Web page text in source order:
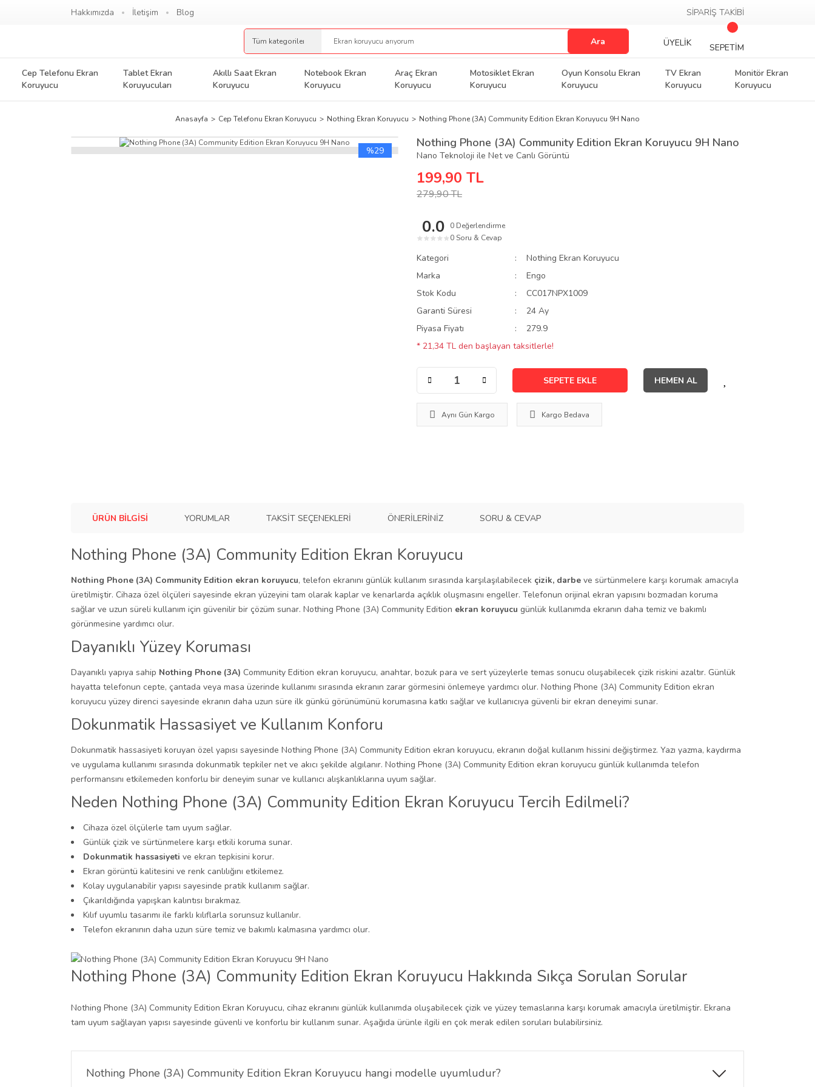
Hakkımızda İletişim Blog SİPARİŞ TAKİBİ
Ara ÜYELİK SEPETİM
Cep Telefonu Ekran
Koruyucu
Tablet Ekran
Koruyucuları
Akıllı Saat Ekran
Koruyucu
Notebook Ekran
Koruyucu
Araç Ekran
Koruyucu
Motosiklet Ekran
Koruyucu
Oyun Konsolu Ekran
Koruyucu
TV Ekran
Koruyucu
Monitör Ekran
Koruyucu
Anasayfa Cep Telefonu Ekran Koruyucu Nothing Ekran Koruyucu Nothing Phone (3A) Community Edition Ekran Koruyucu 9H Nano
%29
Nothing Phone (3A) Community Edition Ekran Koruyucu 9H Nano
Nano Teknoloji ile Net ve Canlı Görüntü
199,90 TL
279,90 TL
0.0
★ ★ ★ ★ ★
0 Değerlendirme
0 Soru & Cevap
Kategori
Nothing Ekran Koruyucu
Marka
Engo
Stok Kodu
CC017NPX1009
Garanti Süresi
24 Ay
Piyasa Fiyatı
279.9
* 21,34 TL den başlayan taksitlerle!
SEPETE EKLE HEMEN AL
Aynı Gün Kargo Kargo Bedava
ÜRÜN BILGISI YORUMLAR TAKSIT SEÇENEKLERI ÖNERILERINIZ SORU & CEVAP
Nothing Phone (3A) Community Edition Ekran Koruyucu
Nothing Phone (3A) Community Edition ekran koruyucu, telefon ekranını günlük kullanım sırasında karşılaşılabilecek çizik, darbe ve sürtünmelere karşı korumak amacıyla
üretilmiştir. Cihaza özel ölçüleri sayesinde ekran yüzeyini tam olarak kaplar ve kenarlarda açıklık oluşmasını engeller. Telefonun orijinal ekran yapısını bozmadan koruma
sağlar ve uzun süreli kullanım için güvenilir bir çözüm sunar. Nothing Phone (3A) Community Edition ekran koruyucu günlük kullanımda ekranın daha temiz ve bakımlı
görünmesine yardımcı olur.
Dayanıklı Yüzey Koruması
Dayanıklı yapıya sahip Nothing Phone (3A) Community Edition ekran koruyucu, anahtar, bozuk para ve sert yüzeylerle temas sonucu oluşabilecek çizik riskini azaltır. Günlük
hayatta telefonun cepte, çantada veya masa üzerinde kullanımı sırasında ekranın zarar görmesini önlemeye yardımcı olur. Nothing Phone (3A) Community Edition ekran
koruyucu yüzey direnci sayesinde ekranın daha uzun süre ilk günkü görünümünü korumasına katkı sağlar ve kullanıcıya güvenli bir ekran deneyimi sunar.
Dokunmatik Hassasiyet ve Kullanım Konforu
Dokunmatik hassasiyeti koruyan özel yapısı sayesinde Nothing Phone (3A) Community Edition ekran koruyucu, ekranın doğal kullanım hissini değiştirmez. Yazı yazma, kaydırma
ve uygulama kullanımı sırasında dokunmatik tepkiler net ve akıcı şekilde algılanır. Nothing Phone (3A) Community Edition ekran koruyucu günlük kullanımda telefon
performansını etkilemeden konforlu bir deneyim sunar ve kullanıcı alışkanlıklarına uyum sağlar.
Neden Nothing Phone (3A) Community Edition Ekran Koruyucu Tercih Edilmeli?
Cihaza özel ölçülerle tam uyum sağlar.
Günlük çizik ve sürtünmelere karşı etkili koruma sunar.
Dokunmatik hassasiyeti ve ekran tepkisini korur.
Ekran görüntü kalitesini ve renk canlılığını etkilemez.
Kolay uygulanabilir yapısı sayesinde pratik kullanım sağlar.
Çıkarıldığında yapışkan kalıntısı bırakmaz.
Kılıf uyumlu tasarımı ile farklı kılıflarla sorunsuz kullanılır.
Telefon ekranının daha uzun süre temiz ve bakımlı kalmasına yardımcı olur.
Nothing Phone (3A) Community Edition Ekran Koruyucu Hakkında Sıkça Sorulan Sorular
Nothing Phone (3A) Community Edition Ekran Koruyucu, cihaz ekranını günlük kullanımda oluşabilecek çizik ve yüzey temaslarına karşı korumak amacıyla üretilmiştir. Ekrana
tam uyum sağlayan yapısı sayesinde güvenli ve konforlu bir kullanım sunar. Aşağıda ürünle ilgili en çok merak edilen soruları bulabilirsiniz.
Nothing Phone (3A) Community Edition Ekran Koruyucu hangi modelle uyumludur?